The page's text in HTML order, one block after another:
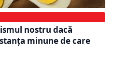
nostru dacă
minune de care